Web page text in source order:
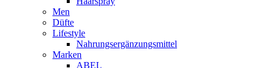
Men
Düfte
Lifestyle
Nahrungsergänzungsmittel
Marken
ABEL